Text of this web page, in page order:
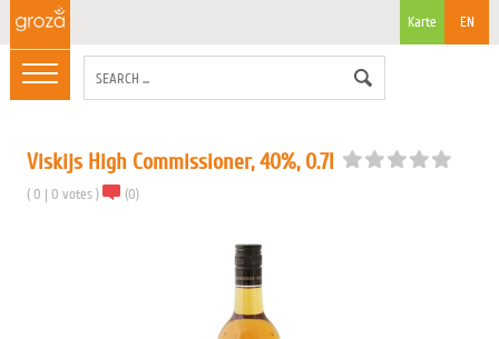
EN
Karte
Viskijs High Commissioner, 40%, 0.7l
( 0 | 0 votes) (0)